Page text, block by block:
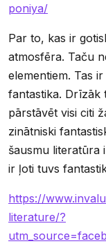
poniya/
Par to, kas ir
atmosfēra. Taču
elementiem. Tas
fantastika. Drīzāk
pārstāvēt visi citi
zinātniski
šausmu literatūra
ir ļoti tuvs
https://
literature/?